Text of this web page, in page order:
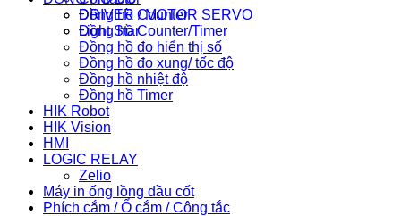
DRIVER / MOTOR SERVO
Light Star
Đồng hồ Counter
Đồng hồ Counter/Timer
Đồng hồ đo hiển thị số
Đồng hồ đo xung/ tốc độ
Đồng hồ nhiệt độ
Đồng hồ Timer
HIK Robot
HIK Vision
HMI
LOGIC RELAY
Zelio
Máy in ống lồng đầu cốt
Phích cắm / Ổ cắm / Công tắc